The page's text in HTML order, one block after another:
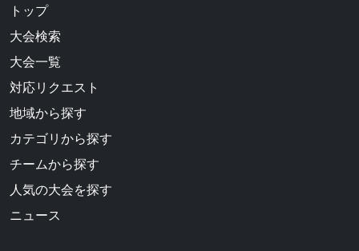
トップ
大会検索
大会一覧
対応リクエスト
地域から探す
カテゴリから探す
チームから探す
人気の大会を探す
ニュース